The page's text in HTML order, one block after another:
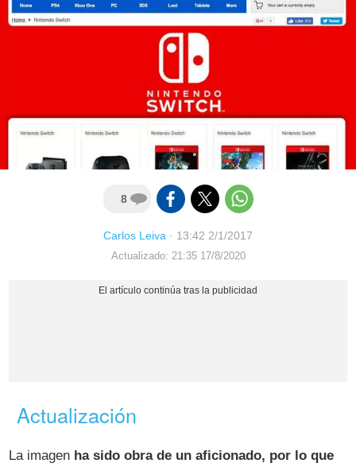
8
Carlos Leiva · 13:42 2/1/2017
Actualizado: 21:35 17/8/2020
Actualización
La imagen ha sido obra de un aficionado, por lo que